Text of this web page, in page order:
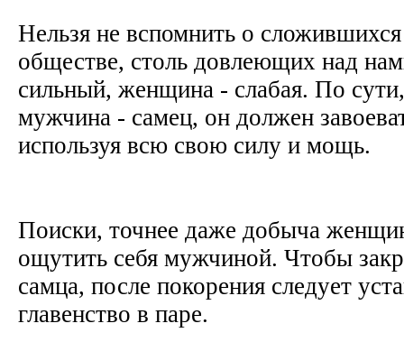
Нельзя не вспомнить о сложившихся
обществе, столь довлеющих над
сильный, женщина - слабая. По сути,
мужчина - самец, он должен
используя всю свою силу и мощь.
Поиски, точнее даже добыча
ощутить себя мужчиной. Чтобы
самца, после покорения следует
главенство в паре.